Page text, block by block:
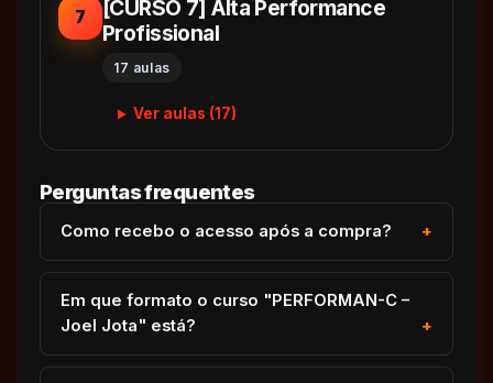
7
[CURSO 7] Alta Performance
Profissional
17 aulas
Ver aulas (17)
Perguntas frequentes
Como recebo o acesso após a compra?
Em que formato o curso "PERFORMAN-C –
Joel Jota" está?